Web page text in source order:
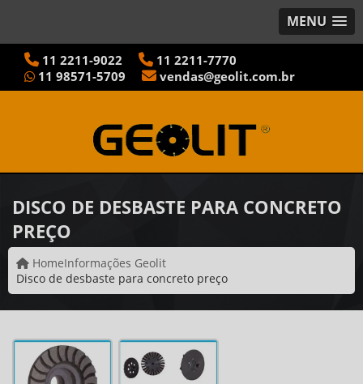
MENU
11 2211-9022 11 2211-7770
11 98571-5709 vendas@geolit.com.br
DISCO DE DESBASTE PARA CONCRETO
PREÇO
HomeInformações Geolit
Disco de desbaste para concreto preço